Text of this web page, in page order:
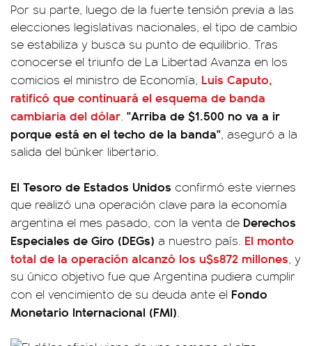
Por su parte, luego de la fuerte tensión previa a las
elecciones legislativas nacionales, el tipo de cambio
se estabiliza y busca su punto de equilibrio. Tras
conocerse el triunfo de La Libertad Avanza en los
comicios el ministro de Economía, Luis Caputo,
ratificó que continuará el esquema de banda
cambiaria del dólar. "Arriba de $1.500 no va a ir
porque está en el techo de la banda", aseguró a la
salida del búnker libertario.
El Tesoro de Estados Unidos confirmó este viernes
que realizó una operación clave para la economía
argentina el mes pasado, con la venta de Derechos
Especiales de Giro (DEGs) a nuestro país. El monto
total de la operación alcanzó los u$s872 millones, y
su único objetivo fue que Argentina pudiera cumplir
con el vencimiento de su deuda ante el Fondo
Monetario Internacional (FMI).